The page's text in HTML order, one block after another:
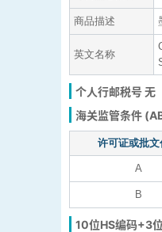
商品描述
英文名称
个人行邮税号 无
海关监管条件
许可证或批文
A
B
10位HS编码+3